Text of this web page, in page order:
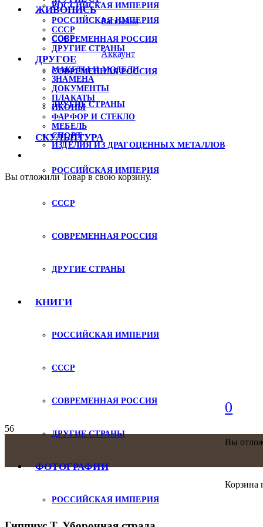
Рассылка
Аккаунт
ЖИВОПИСЬ
РОССИЙСКАЯ ИМПЕРИЯ
СССР
СОВРЕМЕННАЯ РОССИЯ
ДРУГИЕ СТРАНЫ
ДРУГОЕ
МАКЕТЫ И МОДЕЛИ
ЗНАМЕНА
ДОКУМЕНТЫ
ПЛАКАТЫ
ИКОНЫ
ФАРФОР И СТЕКЛО
МЕБЕЛЬ
СПОРТ
ИЗДЕЛИЯ ИЗ ДРАГОЦЕННЫХ МЕТАЛЛОВ
Вы отложилиТоварв свою корзину.
РОССИЙСКАЯ ИМПЕРИЯ
СССР
СОВРЕМЕННАЯ РОССИЯ
ДРУГИЕ СТРАНЫ
СКУЛЬПТУРА
РОССИЙСКАЯ ИМПЕРИЯ
СССР
СОВРЕМЕННАЯ РОССИЯ
ДРУГИЕ СТРАНЫ
КНИГИ
РОССИЙСКАЯ ИМПЕРИЯ
СССР
СОВРЕМЕННАЯ РОССИЯ
ДРУГИЕ СТРАНЫ
ФОТОГРАФИИ
РОССИЙСКАЯ ИМПЕРИЯ
0
Вы
Корзина